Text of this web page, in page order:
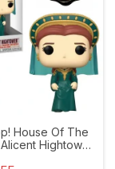
House Of The
Hightower